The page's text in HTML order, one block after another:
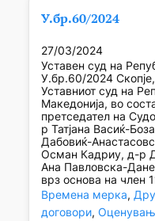
У.бр.60/2024
27/03/2024
Уставен суд на
У.бр.60/2024
Уставниот суд на
Македонија, во
претседател на
р Татјана Васиќ-
Дабовиќ-
Осман Кадриу, д-р
Ана Павловска-
врз основа на член
Времена мерка,
договори,